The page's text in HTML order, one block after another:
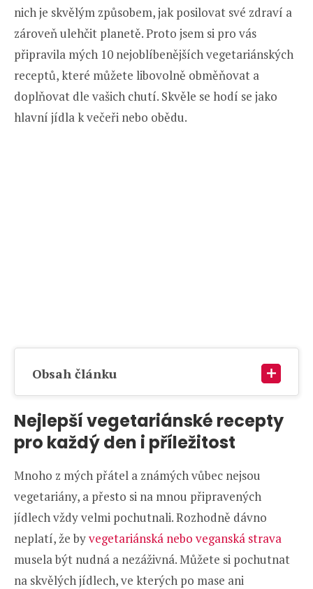
nich je skvělým způsobem, jak posilovat své zdraví a
zároveň ulehčit planetě. Proto jsem si pro vás
připravila mých 10 nejoblíbenějších vegetariánských
receptů, které můžete libovolně obměňovat a
doplňovat dle vašich chutí. Skvěle se hodí se jako
hlavní jídla k večeři nebo obědu.
Obsah článku
Nejlepší vegetariánské recepty
pro každý den i příležitost
Mnoho z mých přátel a známých vůbec nejsou
vegetariány, a přesto si na mnou připravených
jídlech vždy velmi pochutnali. Rozhodně dávno
neplatí, že byvegetariánská nebo veganská strava
musela být nudná a nezáživná. Můžete si pochutnat
na skvělých jídlech, ve kterých po mase ani